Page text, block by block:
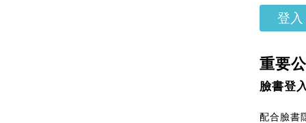
登入
重要
臉書登
配合臉書